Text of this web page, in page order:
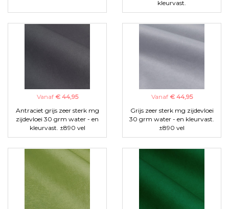
kleurvast.
Vanaf € 44,95
Antraciet grijs zeer sterk mg
zijdevloei 30 grm water - en
kleurvast. ±890 vel
Vanaf € 44,95
Grijs zeer sterk mg zijdevloei
30 grm water - en kleurvast.
±890 vel